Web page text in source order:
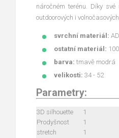
náročném terénu. Díky
outdoorových i
svrchní materiál:
ostatní materiál:
barva: tmavě modrá
velikosti: 34 - 52
Parametry:
3D silhouette
1
Prodyšnost
1
stretch
1